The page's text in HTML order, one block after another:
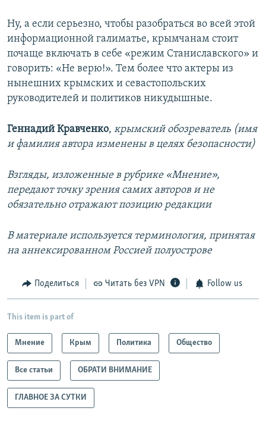
Ну, а если серьезно, чтобы разобраться во всей этой
информационной галиматье, крымчанам стоит
почаще включать в себе «режим Станиславского» и
говорить: «Не верю!». Тем более что актеры из
нынешних крымских и севастопольских
руководителей и политиков никудышные.
Геннадий Кравченко, крымский обозреватель (имя
и фамилия автора изменены в целях безопасности)
Взгляды, изложенные в рубрике «Мнение»,
передают точку зрения самих авторов и не
обязательно отражают позицию редакции
В материале используется терминология, принятая
на аннексированном Россией полуострове
Поделиться Читать без VPN Follow us
This item is part of
Мнение Крым Политика Общество
Все статьи ОБРАТИ ВНИМАНИЕ
ГЛАВНОЕ ЗА СУТКИ